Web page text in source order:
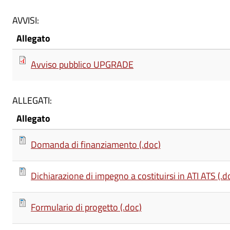
AVVISI:
Allegato
Avviso pubblico UPGRADE
ALLEGATI:
Allegato
Domanda di finanziamento (.doc)
Dichiarazione di impegno a costituirsi in ATI ATS
Formulario di progetto (.doc)